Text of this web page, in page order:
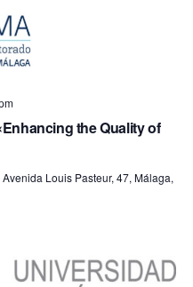
the Quality of
Avenida Louis Pasteur, 47, Málaga,